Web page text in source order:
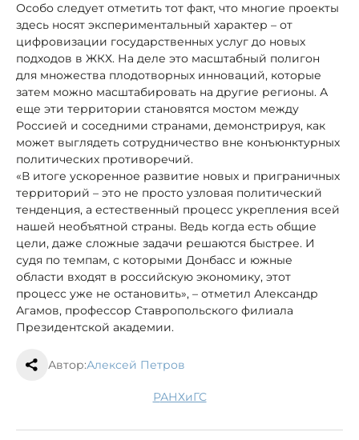
Особо следует отметить тот факт, что многие проекты
здесь носят экспериментальный характер – от
цифровизации государственных услуг до новых
подходов в ЖКХ. На деле это масштабный полигон
для множества плодотворных инноваций, которые
затем можно масштабировать на другие регионы. А
еще эти территории становятся мостом между
Россией и соседними странами, демонстрируя, как
может выглядеть сотрудничество вне конъюнктурных
политических противоречий.
«В итоге ускоренное развитие новых и приграничных
территорий – это не просто узловая политический
тенденция, а естественный процесс укрепления всей
нашей необъятной страны. Ведь когда есть общие
цели, даже сложные задачи решаются быстрее. И
судя по темпам, с которыми Донбасс и южные
области входят в российскую экономику, этот
процесс уже не остановить», – отметил Александр
Агамов, профессор Ставропольского филиала
Президентской академии.
Автор:Алексей Петров
РАНХиГС